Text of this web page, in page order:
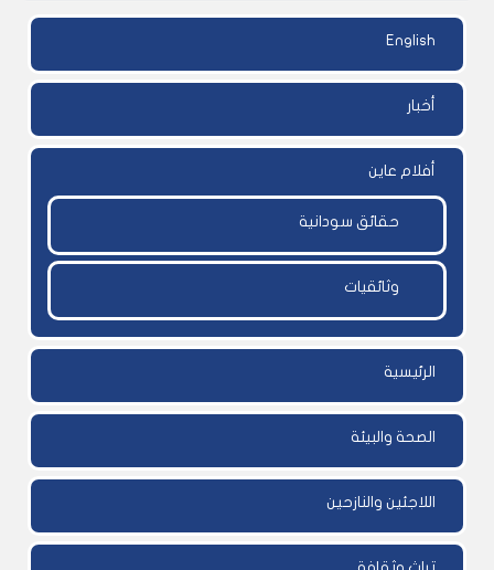
English
أخبار
أفلام عاين
حقائق سودانية
وثائقيات
الرئيسية
الصحة والبيئة
اللاجئين والنازحين